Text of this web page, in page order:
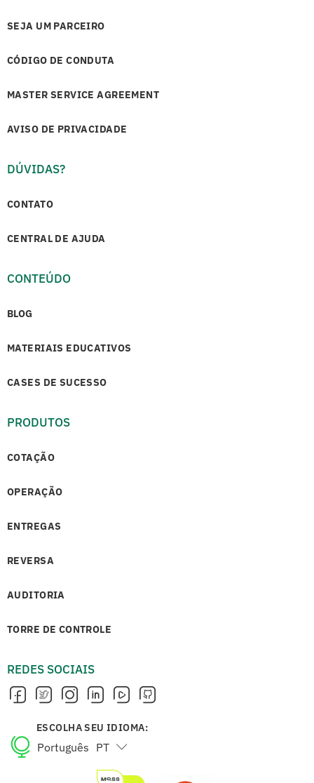
SEJA UM PARCEIRO
CÓDIGO DE CONDUTA
MASTER SERVICE AGREEMENT
AVISO DE PRIVACIDADE
DÚVIDAS?
CONTATO
CENTRAL DE AJUDA
CONTEÚDO
BLOG
MATERIAIS EDUCATIVOS
CASES DE SUCESSO
PRODUTOS
COTAÇÃO
OPERAÇÃO
ENTREGAS
REVERSA
AUDITORIA
TORRE DE CONTROLE
REDES SOCIAIS
ESCOLHA SEU IDIOMA:
Português PT
English EN